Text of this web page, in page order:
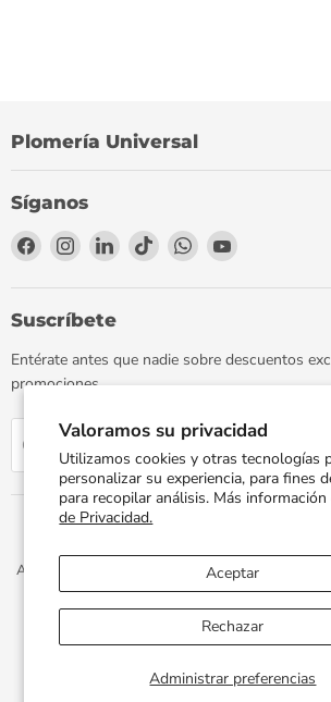
Valoramos su privacidad
Utilizamos cookies y otras tecnologías
personalizar su experiencia, para fines
para recopilar análisis. Más información
de Privacidad.
Administrar preferencias
Aceptar
Rechazar
Plomería Universal
Síganos
Encuéntrenos
en
Facebook
Encuéntrenos
en
Instagram
Encuéntrenos
en
LinkedIn
Encuéntrenos
en
TikTok
Encuéntrenos
en
WhatsApp
Encuéntrenos
YouTube
Suscríbete
Entérate antes que nadie sobre descuentos
promociones.
Correo electrónico
Aviso de Privacidad Términos y Condiciones
Facturación Electrónica
Preguntas
Términos del servicio
Política de
Propiedad artística © 2026 PLOMERIA
Desarrollado porXphere Tech